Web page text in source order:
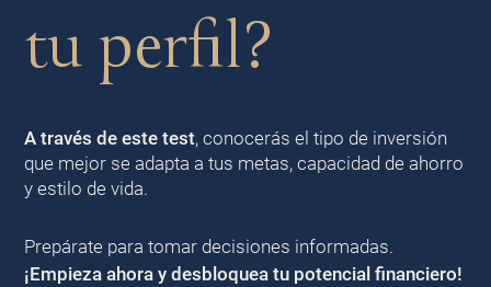
tu perfil?
A través de este test, conocerás el tipo de inversión
que mejor se adapta a tus metas, capacidad de ahorro
y estilo de vida.
Prepárate para tomar decisiones informadas.
¡Empieza ahora y desbloquea tu potencial financiero!